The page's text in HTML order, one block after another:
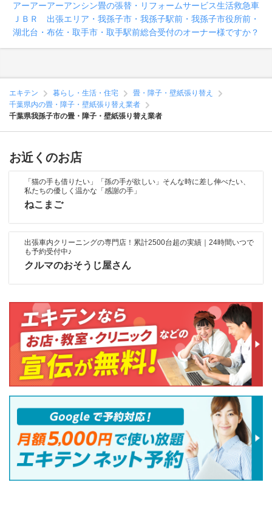
アーアーアーアンシン畳の張替・リフォームサービス生活救急車
ＪＢＲ 出張エリア・我孫子市・我孫子駅前・我孫子市役所前・
湖北台・布佐・取手市・取手駅前総合受付のオーナー様ですか？
エキテン 暮らし・生活・住宅
畳・障子・壁紙張り替え
千葉県内の畳・障子・壁紙張り替え業者
千葉県我孫子市の畳・障子・壁紙張り替え業者
お近くのお店
「猫の手も借りたい」「孫の手が欲しい」そんな時に差し伸べたい、
私たちの優しく温かな「感謝の手」
ねこまご
出張車内クリーニングの専門店！累計2500台超の実績｜24時間いつで
も予約受付中♪
クルマのおそうじ屋さん